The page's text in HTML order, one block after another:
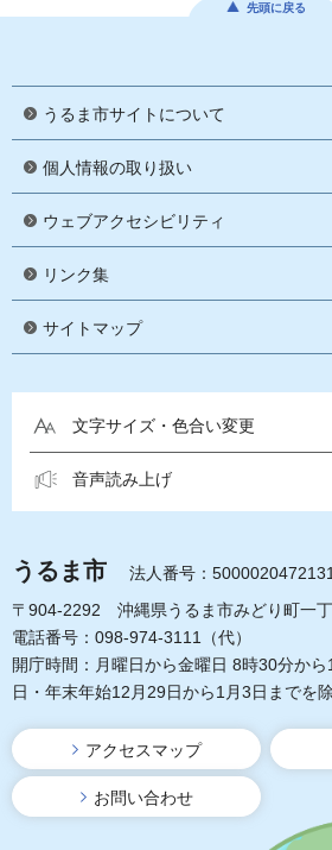
先頭に戻る
うるま市サイトについて
個人情報の取り扱い
ウェブアクセシビリティ
リンク集
サイトマップ
文字サイズ・色合い変更
音声読み上げ
うるま市
法人番号：
〒904-2292 沖縄県うるま市みどり町一
電話番号：098-974-3111（代）
開庁時間：月曜日から金曜日 8時30分か
日・年末年始12月29日から1月3日までを除
アクセスマップ
お問い合わせ